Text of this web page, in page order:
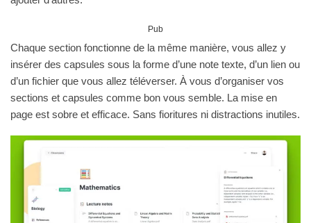
Pub
Chaque section fonctionne de la même manière, vous allez y
insérer des capsules sous la forme d’une note texte, d’un lien ou
d’un fichier que vous allez téléverser. À vous d’organiser vos
sections et capsules comme bon vous semble. La mise en
page est sobre et efficace. Sans fioritures ni distractions inutiles.